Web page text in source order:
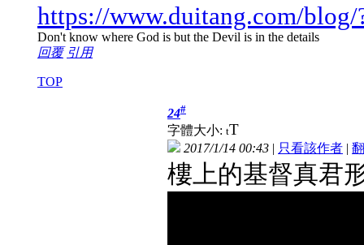
https://www.duitang.com/
Don't know where God is but the Devil is in the details
回覆 引用
TOP
24#
字體大小: tT
2017/1/14 00:43 | 只看該作者 |
樓上的基督真君